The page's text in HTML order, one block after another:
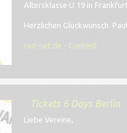
Altersklasse U 19 in
Herzlichen Glückwunsch
rad-net.de - Content
Tickets 6 Days Berlin
Liebe Vereine,